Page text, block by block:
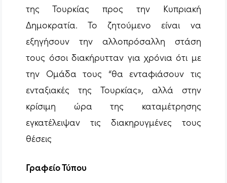
της Τουρκίας προς την Κυπριακή
Δημοκρατία. Το ζητούμενο είναι να
εξηγήσουν την αλλοπρόσαλλη στάση
τους όσοι διακήρυτταν για χρόνια ότι με
την Ομάδα τους “θα ενταφιάσουν τις
ενταξιακές της Τουρκίας», αλλά στην
κρίσιμη ώρα της καταμέτρησης
εγκατέλειψαν τις διακηρυγμένες τους
θέσεις
Γραφείο Τύπου